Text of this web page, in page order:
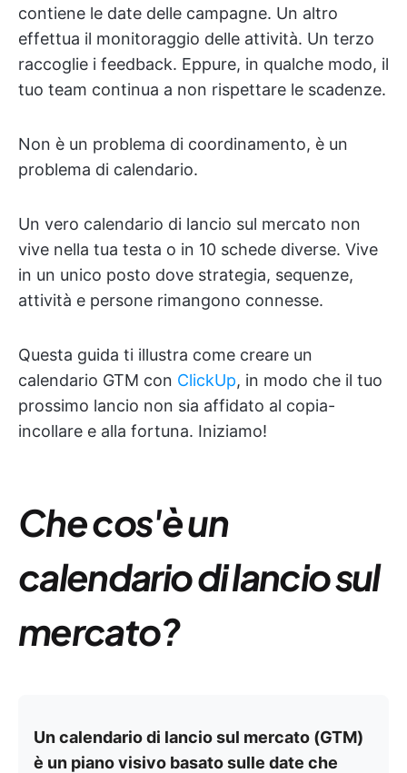
contiene le date delle campagne. Un altro
effettua il monitoraggio delle attività. Un terzo
raccoglie i feedback. Eppure, in qualche modo, il
tuo team continua a non rispettare le scadenze.
Non è un problema di coordinamento, è un
problema di calendario.
Un vero calendario di lancio sul mercato non
vive nella tua testa o in 10 schede diverse. Vive
in un unico posto dove strategia, sequenze,
attività e persone rimangono connesse.
Questa guida ti illustra come creare un
calendario GTM con ClickUp, in modo che il tuo
prossimo lancio non sia affidato al copia-
incollare e alla fortuna. Iniziamo!
Che cos'è un
calendario di lancio sul
mercato?
Un calendario di lancio sul mercato (GTM)
è un piano visivo basato sulle date che